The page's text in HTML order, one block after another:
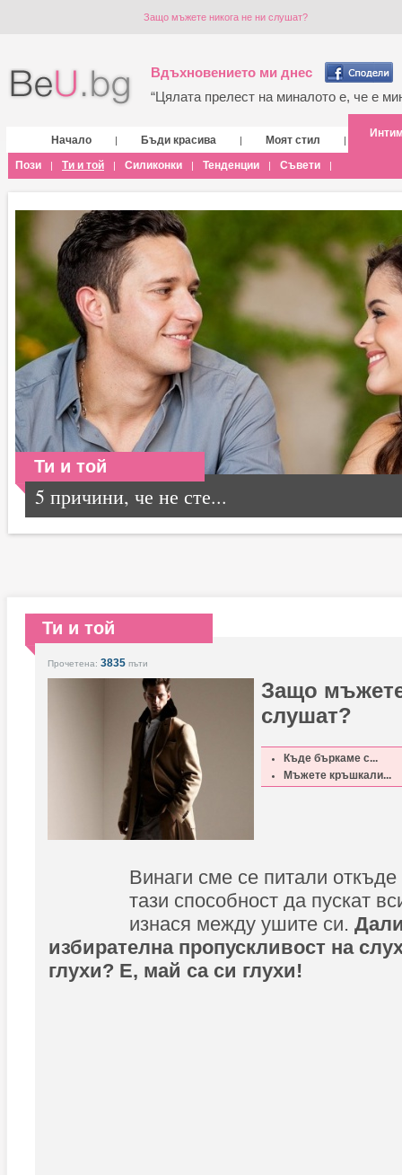
Защо мъжете никога не ни слушат?
Вдъхновението ми днес
“Цялата прелест на миналото е, че е
Начало | Бъди красива | Моят стил |
Пози | Ти и той | Силиконки | Тенденции | Съвети |
Ти и той
5 причини, че не сте...
Ти и той
Прочетена: 3835 пъти
Защо
слушат?
Къде бъркаме с...
Мъжете кръшкали...
Винаги сме се питали
тази способност да пускат
изнася между ушите си.
избирателна пропускливост на
глухи? Е, май са си глухи!